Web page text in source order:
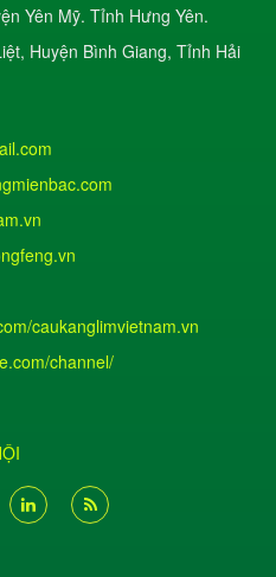
Yên Mỹ. Tỉnh Hưng Yên.
Huyện Bình Giang, Tỉnh Hải
caukanglimvietnam.vn
channel/